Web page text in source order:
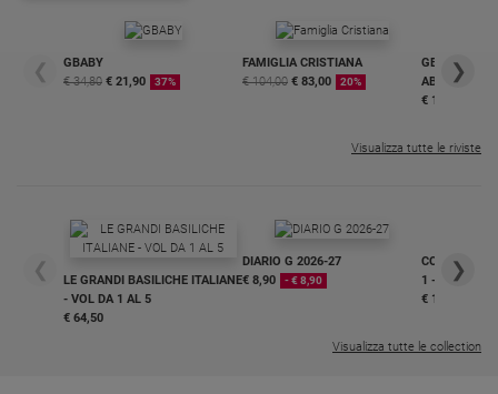
Chi
Pubblicità
Registrati
❮
GBABY
€ 34,80 € 21,90 37%
FAMIGLIA CRISTIANA
€ 104,00 € 83,00 20%
GBABY
€ 16,99
❯
Visualizza tutte le riviste
❮
LE GRANDI BASILICHE ITALIANE
- VOL DA 1 AL 5
€ 64,50
DIARIO G 2026-27
€ 8,90
- € 8,90
COLLANA
1 - 2
€ 18,50
❯
Visualizza tutte le collection